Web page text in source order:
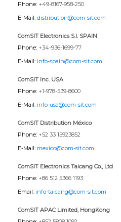
Phone: +49-8167-958-250
E-Mail: distribution@com-sit.com
ComSIT Electronics S.l. SPAIN
Phone: +34-936-1699-77
E-Mail: info-spain@com-sit.com
ComSIT Inc. USA
Phone: +1-978-539-8600
E-Mail: info-usa@com-sit.com
ComSIT Distribution México
Phone: +52 33 15923852
E-Mail: mexico@com-sit.com
ComSIT Electronics Taicang Co., Ltd
Phone: +86 512 5366 1193
Email: info-taicang@com-sit.com
ComSIT APAC Limited, HongKong